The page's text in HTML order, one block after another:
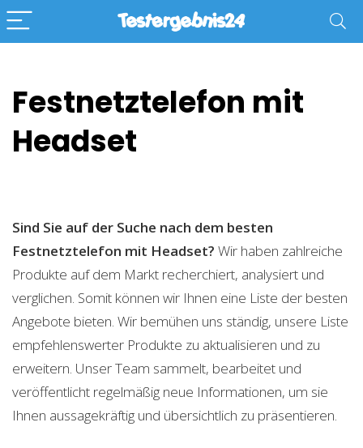
Festnetztelefon mit
Headset
Sind Sie auf der Suche nach dem besten
Festnetztelefon mit Headset? Wir haben zahlreiche
Produkte auf dem Markt recherchiert, analysiert und
verglichen. Somit können wir Ihnen eine Liste der besten
Angebote bieten. Wir bemühen uns ständig, unsere Liste
empfehlenswerter Produkte zu aktualisieren und zu
erweitern. Unser Team sammelt, bearbeitet und
veröffentlicht regelmäßig neue Informationen, um sie
Ihnen aussagekräftig und übersichtlich zu präsentieren.